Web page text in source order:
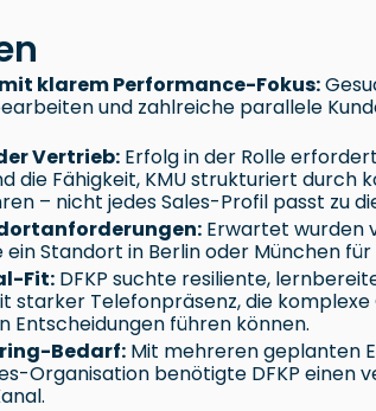
klarem Performance-Fokus:
und zahlreiche parallele
Vertrieb: Erfolg in der Rolle
die Fähigkeit, KMU strukturiert durch
– nicht jedes Sales-Profil passt zu
Erwartet wurden
ein Standort in Berlin oder München
Fit: DFKP suchte resiliente,
starker Telefonpräsenz, die
Entscheidungen führen können.
Bedarf: Mit mehreren geplanten
Organisation benötigte DFKP einen